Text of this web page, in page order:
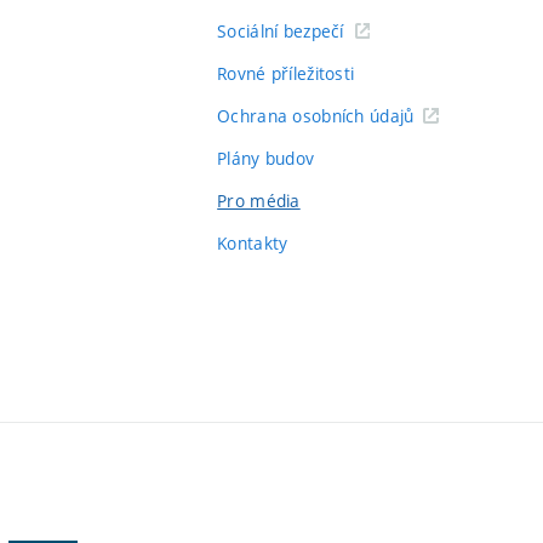
Sociální bezpečí
Rovné příležitosti
Ochrana osobních údajů
Plány budov
Pro média
Kontakty